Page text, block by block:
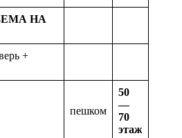
НА
+
пешком
50
—
70
этаж